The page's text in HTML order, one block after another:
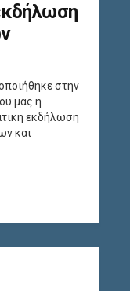
στην
μας η
εκδήλωση
και